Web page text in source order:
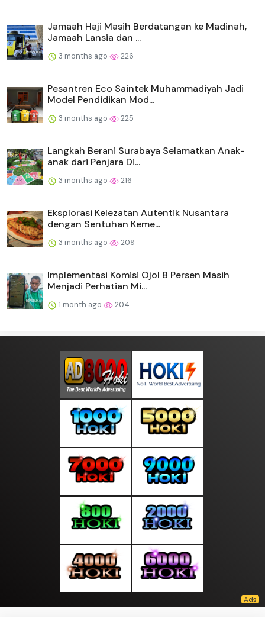
Jamaah Haji Masih Berdatangan ke Madinah,
Jamaah Lansia dan ...
3 months ago 226
Pesantren Eco Saintek Muhammadiyah Jadi
Model Pendidikan Mod...
3 months ago 225
Langkah Berani Surabaya Selamatkan Anak-
anak dari Penjara Di...
3 months ago 216
Eksplorasi Kelezatan Autentik Nusantara
dengan Sentuhan Keme...
3 months ago 209
Implementasi Komisi Ojol 8 Persen Masih
Menjadi Perhatian Mi...
1 month ago 204